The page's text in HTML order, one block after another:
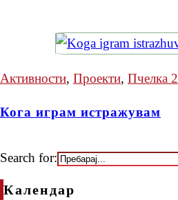
Активности, Проекти, Пчелка 2
Кога играм истражувам
Search for:
Календар